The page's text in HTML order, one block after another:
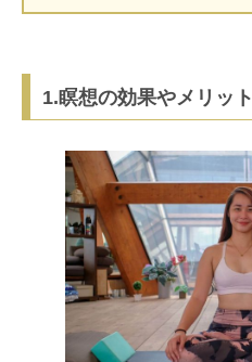
1.瞑想の効果やメリット